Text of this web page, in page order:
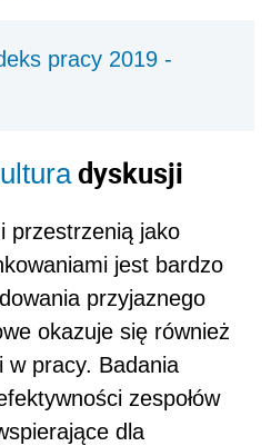
pracy 2019 -
dyskusji
przestrzenią jako
jest bardzo
przyjaznego
okazuje się również
w pracy. Badania
zespołów
dla